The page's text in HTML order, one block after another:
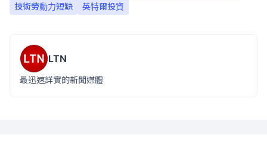
技術勞動力短缺
英特爾投資
LTN
最迅速詳實的新聞媒體